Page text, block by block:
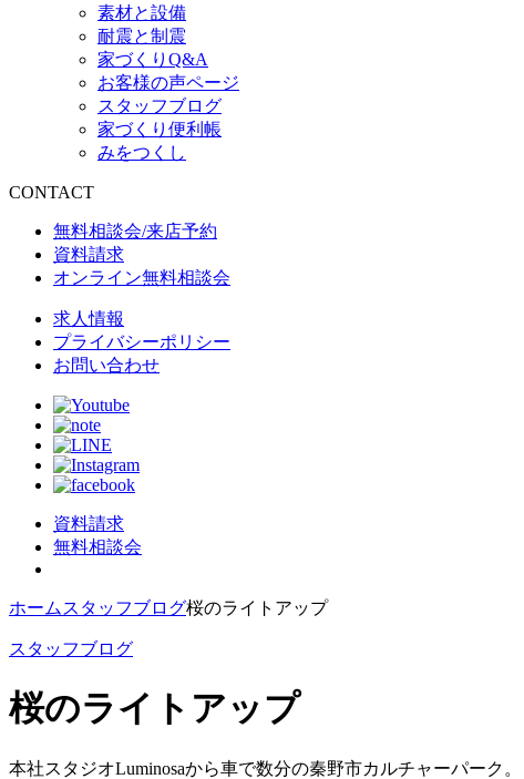
素材と設備
耐震と制震
家づくりQ&A
お客様の声ページ
スタッフブログ
家づくり便利帳
みをつくし
CONTACT
無料相談会/来店予約
資料請求
オンライン無料相談会
求人情報
プライバシーポリシー
お問い合わせ
資料請求
無料相談会
ホーム スタッフブログ桜のライトアップ
スタッフブログ
桜のライトアップ
本社スタジオLuminosaから車で数分の秦野市カルチャーパーク。